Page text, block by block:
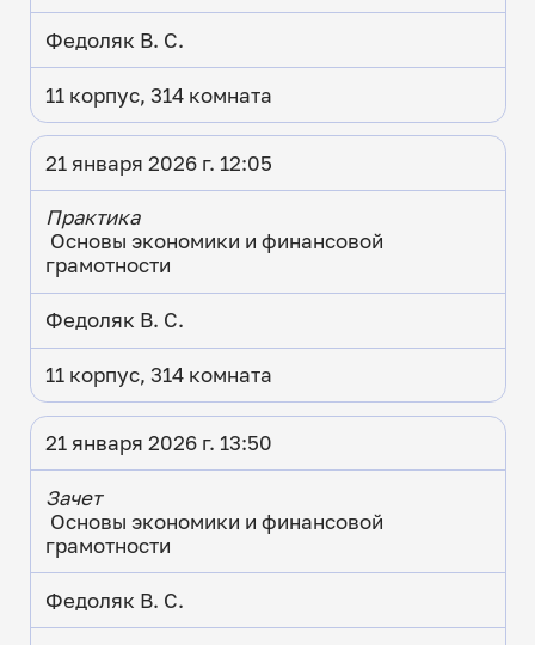
Федоляк В. С.
11 корпус, 314 комната
21 января 2026 г. 12:05
Практика
Основы экономики и финансовой
грамотности
Федоляк В. С.
11 корпус, 314 комната
21 января 2026 г. 13:50
Зачет
Основы экономики и финансовой
грамотности
Федоляк В. С.